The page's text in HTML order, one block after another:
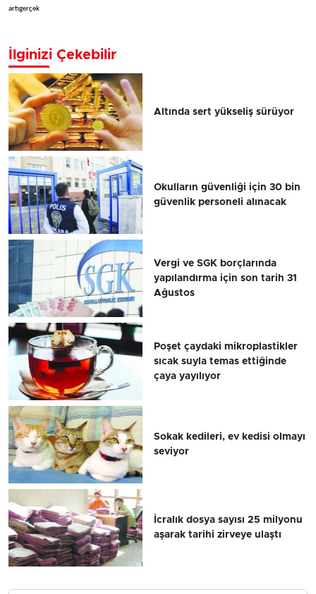
artıgerçek
İlginizi Çekebilir
Altında sert yükseliş sürüyor
Okulların güvenliği için 30 bin
güvenlik personeli alınacak
Vergi ve SGK borçlarında
yapılandırma için son tarih 31
Ağustos
Poşet çaydaki mikroplastikler
sıcak suyla temas ettiğinde
çaya yayılıyor
Sokak kedileri, ev kedisi olmayı
seviyor
İcralık dosya sayısı 25 milyonu
aşarak tarihi zirveye ulaştı